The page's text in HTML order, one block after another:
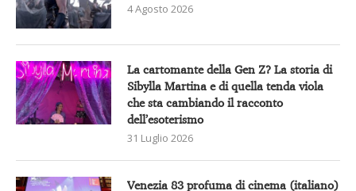
4 Agosto 2026
La cartomante della Gen Z? La storia di
Sibylla Martina e di quella tenda viola
che sta cambiando il racconto
dell’esoterismo
31 Luglio 2026
Venezia 83 profuma di cinema (italiano)